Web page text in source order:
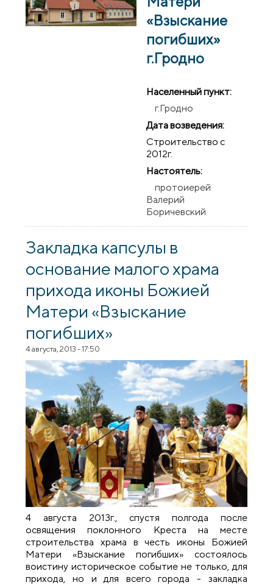
«Взыскание
погибших»
г.Гродно
Населенный пункт:
г.Гродно
Дата возведения:
Строительство с
2012г.
Настоятель:
протоиерей
Валерий
Боричевский
Закладка капсулы в
основание малого храма
прихода иконы Божией
Матери «Взыскание
погибших»
4 августа, 2013 - 17:50
4 августа 2013г., спустя полгода после
освящения поклонного Креста на месте
строительства храма в честь иконы Божией
Матери «Взыскание погибших» состоялось
воистину историческое событие не только, для
прихода, но и для всего города - закладка